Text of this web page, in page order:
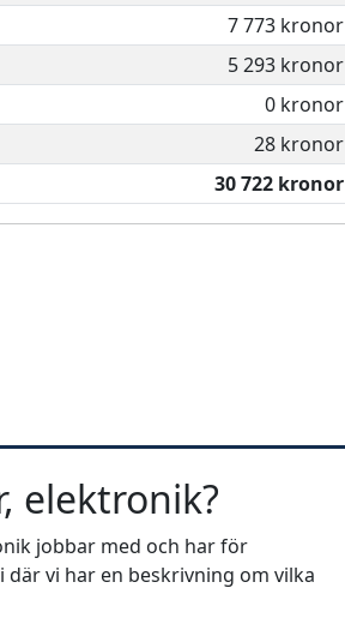
7 773 kronor
5 293 kronor
0 kronor
28 kronor
30 722 kronor
elektronik?
jobbar med och har för
vi har en beskrivning om vilka